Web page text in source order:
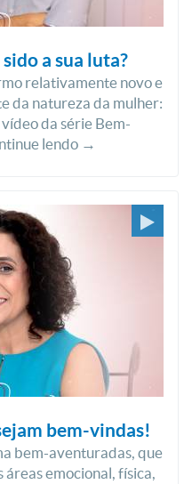
a sua luta?
relativamente novo e
da natureza da mulher:
da série Bem-
lendo →
bem-vindas!
bem-aventuradas, que
emocional, física,